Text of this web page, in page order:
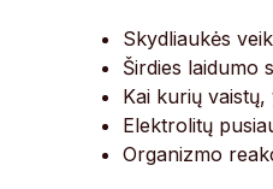
Skydliaukės
Širdies laidumo
Kai kurių
Elektrolitų
Organizmo